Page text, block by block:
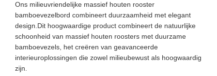
Ons milieuvriendelijke massief houten rooster
bamboevezelbord combineert duurzaamheid met elegant
design.Dit hoogwaardige product combineert de natuurlijke
schoonheid van massief houten roosters met duurzame
bamboevezels, het creëren van geavanceerde
interieuroplossingen die zowel milieubewust als hoogwaardig
zijn.